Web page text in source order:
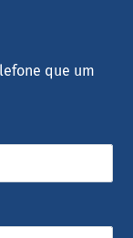
que um